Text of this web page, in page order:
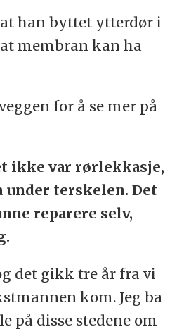
han byttet ytterdør i
at membran kan ha
for å se mer på
ikke var rørlekkasje,
under terskelen. Det
reparere selv,
det gikk tre år fra vi
kom. Jeg ba
på disse stedene om